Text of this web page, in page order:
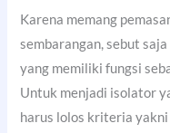
Karena memang
sembarangan, sebut
yang memiliki fungsi
Untuk menjadi isolator
harus lolos kriteria